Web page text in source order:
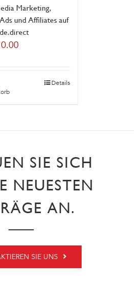
Marketing,
und Affiliates auf
Details
SIE SICH
NEUESTEN
AN.
SIE UNS